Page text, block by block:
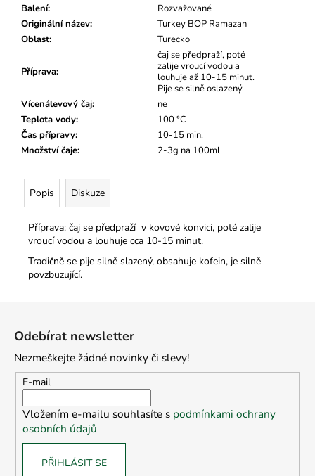
Balení:
Rozvažované
Originální název:
Turkey BOP Ramazan
Oblast: Turecko
Příprava:
čaj se předpraží, poté
zalije vroucí vodou a
louhuje až 10-15 minut.
Pije se silně oslazený.
Vícenálevový čaj:
ne
Teplota vody:
100 °C
Čas přípravy:
10-15 min.
Množství čaje: 2-3g na 100ml
Popis Diskuze
Příprava: čaj se předpraží v kovové konvici, poté zalije
vroucí vodou a louhuje cca 10-15 minut.
Tradičně se pije silně slazený, obsahuje kofein, je silně
povzbuzující.
Odebírat newsletter
Nezmeškejte žádné novinky či slevy!
E-mail
Vložením e-mailu souhlasíte s podmínkami ochrany
osobních údajů
PŘIHLÁSIT SE